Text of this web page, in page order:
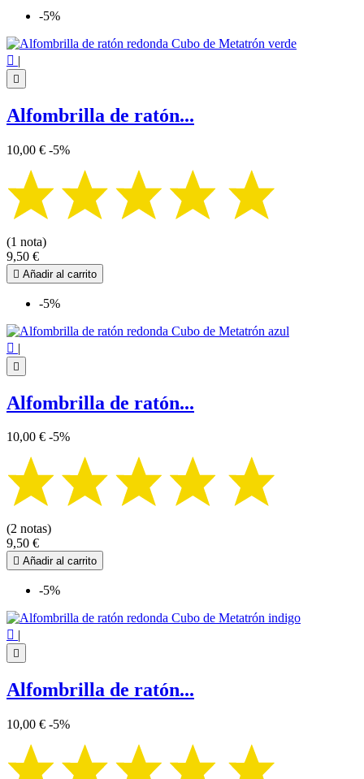
-5%
 |

Alfombrilla de ratón...
10,00 € -5%
(1 nota)
9,50 €
 Añadir al carrito
-5%
 |

Alfombrilla de ratón...
10,00 € -5%
(2 notas)
9,50 €
 Añadir al carrito
-5%
 |

Alfombrilla de ratón...
10,00 € -5%